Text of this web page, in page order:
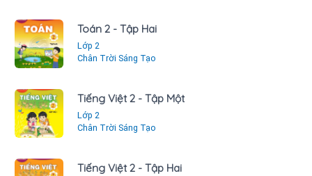
Toán 2 - Tập Hai
Lớp 2
Chân Trời Sáng Tạo
Tiếng Việt 2 - Tập Một
Lớp 2
Chân Trời Sáng Tạo
Tiếng Việt 2 - Tập Hai